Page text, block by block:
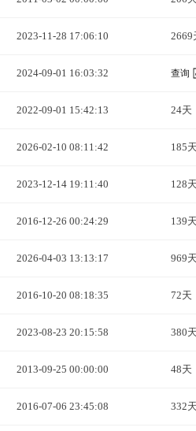
2023-11-28 17:06:10 2669
2024-09-01 16:03:32 查询
2022-09-01 15:42:13 24天
2026-02-10 08:11:42 185天
2023-12-14 19:11:40 128天
2016-12-26 00:24:29 139天
2026-04-03 13:13:17 969天
2016-10-20 08:18:35 72天
2023-08-23 20:15:58 380天
2013-09-25 00:00:00 48天
2016-07-06 23:45:08 332天